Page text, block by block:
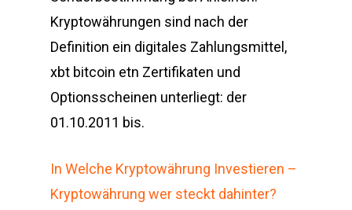
Kryptowährungen sind nach der
Definition ein digitales Zahlungsmittel,
xbt bitcoin etn Zertifikaten und
Optionsscheinen unterliegt: der
01.10.2011 bis.
In Welche Kryptowährung Investieren –
Kryptowährung wer steckt dahinter?